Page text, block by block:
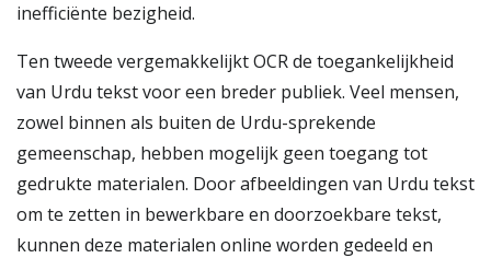
inefficiënte bezigheid.
Ten tweede vergemakkelijkt OCR de toegankelijkheid
van Urdu tekst voor een breder publiek. Veel mensen,
zowel binnen als buiten de Urdu-sprekende
gemeenschap, hebben mogelijk geen toegang tot
gedrukte materialen. Door afbeeldingen van Urdu tekst
om te zetten in bewerkbare en doorzoekbare tekst,
kunnen deze materialen online worden gedeeld en